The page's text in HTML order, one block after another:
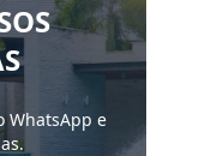
WhatsApp e